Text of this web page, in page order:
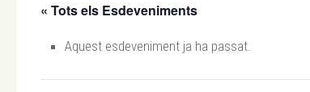
« Tots els Esdeveniments
Aquest esdeveniment ja ha passat.